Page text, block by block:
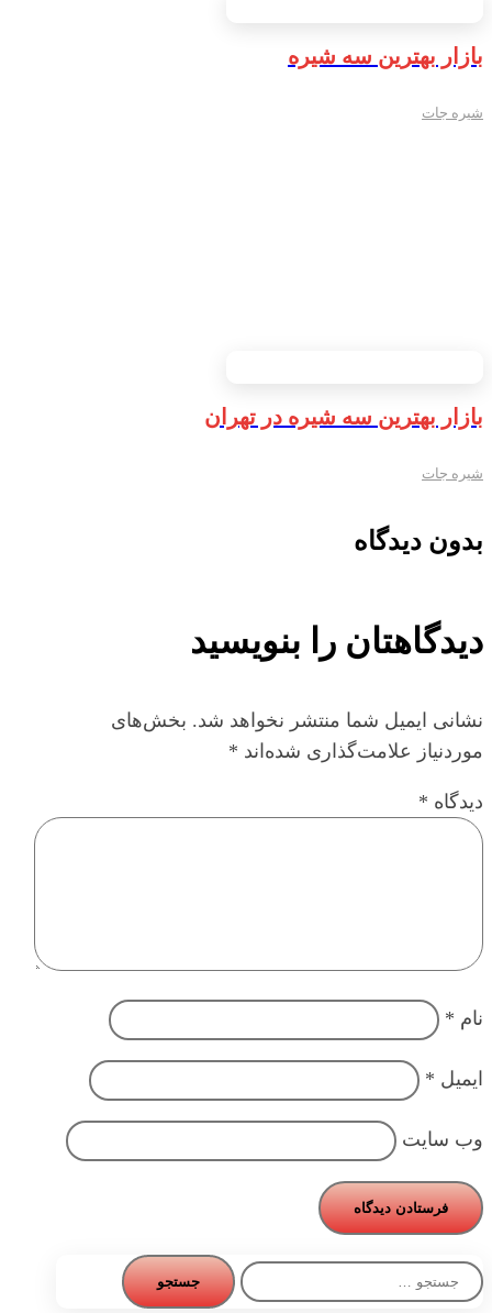
بازار بهترین سه شیره
شیره جات
بازار بهترین سه شیره در تهران
شیره جات
بدون دیدگاه
دیدگاهتان را بنویسید
نشانی ایمیل شما منتشر نخواهد شد. بخش‌های
موردنیاز علامت‌گذاری شده‌اند *
دیدگاه *
نام *
ایمیل *
وب‌ سایت
جستجو
برای: